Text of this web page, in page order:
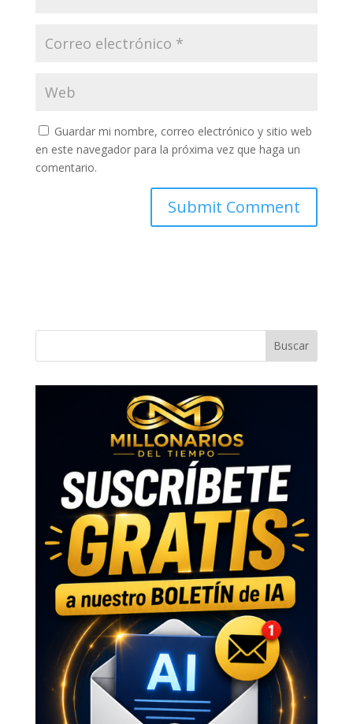
Guardar mi nombre, correo electrónico y sitio web
en este navegador para la próxima vez que haga un
comentario.
Buscar